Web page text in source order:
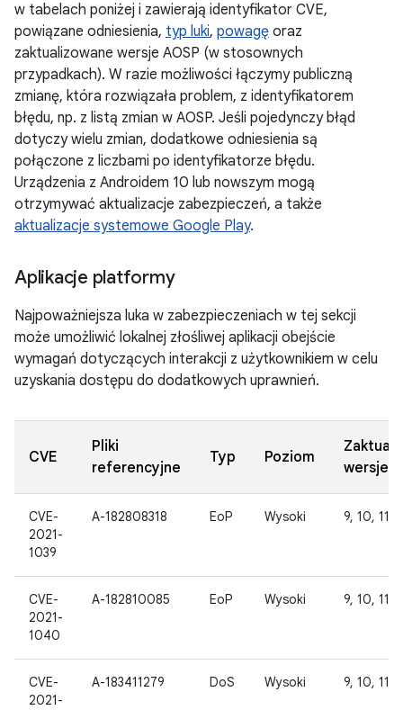
w tabelach poniżej i zawierają identyfikator CVE,
powiązane odniesienia, typ luki, powagę oraz
zaktualizowane wersje AOSP (w stosownych
przypadkach). W razie możliwości łączymy publiczną
zmianę, która rozwiązała problem, z identyfikatorem
błędu, np. z listą zmian w AOSP. Jeśli pojedynczy błąd
dotyczy wielu zmian, dodatkowe odniesienia są
połączone z liczbami po identyfikatorze błędu.
Urządzenia z Androidem 10 lub nowszym mogą
otrzymywać aktualizacje zabezpieczeń, a także
aktualizacje systemowe Google Play.
Aplikacje platformy
Najpoważniejsza luka w zabezpieczeniach w tej sekcji
może umożliwić lokalnej złośliwej aplikacji obejście
wymagań dotyczących interakcji z użytkownikiem w celu
uzyskania dostępu do dodatkowych uprawnień.
CVE
Pliki
referencyjne
Typ Poziom
wersje
CVE-
2021-
1039
A-182808318 EoP Wysoki 9, 10, 11,
CVE-
2021-
1040
A-182810085 EoP Wysoki 9, 10, 11,
CVE-
2021-
A-183411279 DoS Wysoki 9, 10, 11,